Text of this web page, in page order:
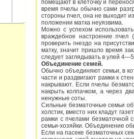
помещают в клеточку и
время пчелы обычно сами
стороны пчел, она не выходит
положении матка неуязвима.
Можно с успехом
враждебное настроение пчел
проверить гнездо на
матку, значит пришло время
следует заглядывать в улей
Объединение семей.
Обычно объединяют семьи, в
части и раздвигают рамки к
накрывают. Если пчелы
накрыть колпачком, а через
ненужные соты.
Сильные безматочные семьи
холстик, вместо них кладут
рамки с пчелами безматочной
семьи-хозяйки. Объединение
Если на пасеке безматочных